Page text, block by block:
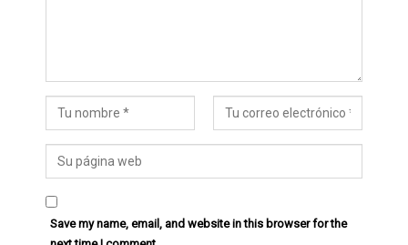
Save my name, email, and website in this browser for the